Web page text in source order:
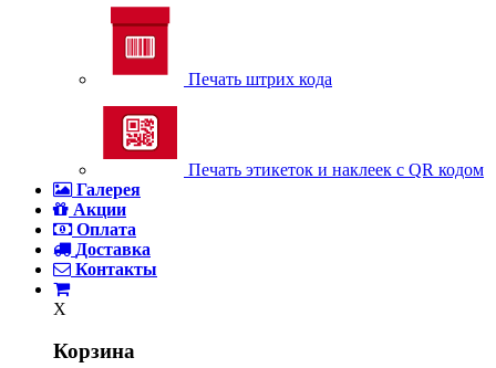
Печать штрих кода
Печать этикеток и наклеек с QR кодом
Галерея
Акции
Оплата
Доставка
Контакты
X
Корзина